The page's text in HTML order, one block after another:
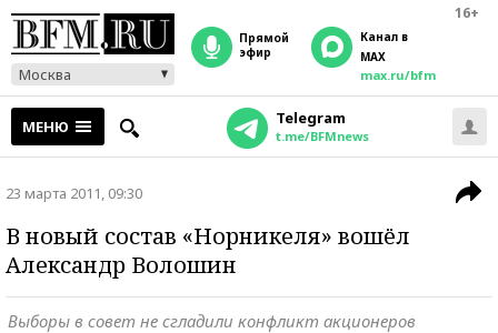
16+
Москва
прямой
эфир
Канал в
MAX
max.ru/bfm
МЕНЮ Telegram
t.me/BFMnews
23 марта 2011, 09:30
В новый состав «Норникеля» вошёл
Александр Волошин
Выборы в совет не сгладили конфликт акционеров